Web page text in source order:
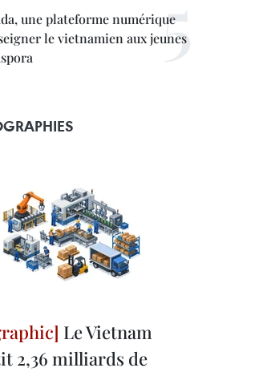
une plateforme numérique
le vietnamien aux jeunes
Le Vietnam
2,36 milliards de